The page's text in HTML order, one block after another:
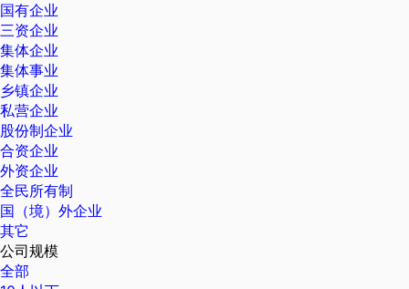
国有企业
三资企业
集体企业
集体事业
乡镇企业
私营企业
股份制企业
合资企业
外资企业
全民所有制
国（境）外企业
其它
公司规模
全部